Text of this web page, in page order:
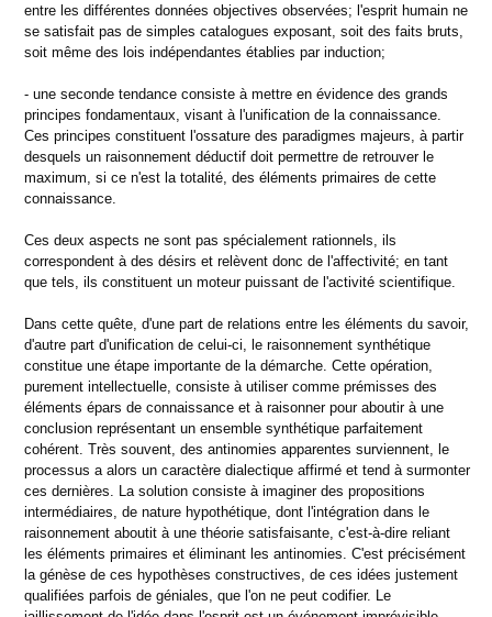
entre les différentes données objectives observées; l'esprit humain ne
se satisfait pas de simples catalogues exposant, soit des faits bruts,
soit même des lois indépendantes établies par induction;
- une seconde tendance consiste à mettre en évidence des grands
principes fondamentaux, visant à l'unification de la connaissance.
Ces principes constituent l'ossature des paradigmes majeurs, à partir
desquels un raisonnement déductif doit permettre de retrouver le
maximum, si ce n'est la totalité, des éléments primaires de cette
connaissance.
Ces deux aspects ne sont pas spécialement rationnels, ils
correspondent à des désirs et relèvent donc de l'affectivité; en tant
que tels, ils constituent un moteur puissant de l'activité scientifique.
Dans cette quête, d'une part de relations entre les éléments du savoir,
d'autre part d'unification de celui-ci, le raisonnement synthétique
constitue une étape importante de la démarche. Cette opération,
purement intellectuelle, consiste à utiliser comme prémisses des
éléments épars de connaissance et à raisonner pour aboutir à une
conclusion représentant un ensemble synthétique parfaitement
cohérent. Très souvent, des antinomies apparentes surviennent, le
processus a alors un caractère dialectique affirmé et tend à surmonter
ces dernières. La solution consiste à imaginer des propositions
intermédiaires, de nature hypothétique, dont l'intégration dans le
raisonnement aboutit à une théorie satisfaisante, c'est-à-dire reliant
les éléments primaires et éliminant les antinomies. C'est précisément
la génèse de ces hypothèses constructives, de ces idées justement
qualifiées parfois de géniales, que l'on ne peut codifier. Le